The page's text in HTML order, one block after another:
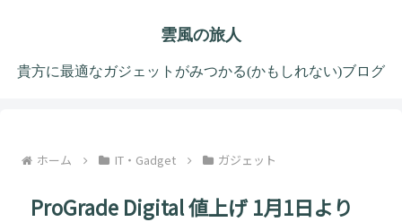
雲風の旅人
貴方に最適なガジェットがみつかる(かもしれない)ブログ
ホーム IT・Gadget ガジェット
ProGrade Digital 値上げ 1月1日より